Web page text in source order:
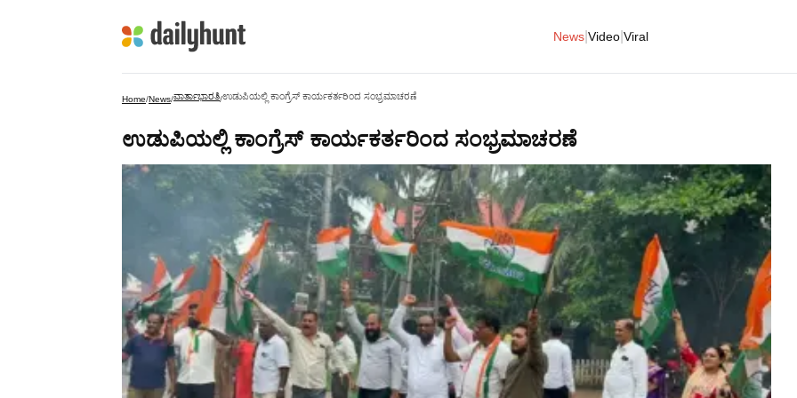
News Video Viral
Home/News/ವಾರ್ತಾಭಾರತಿ/ಉಡುಪಿಯಲ್ಲಿ ಕಾಂಗ್ರೆಸ್ ಕಾರ್ಯಕರ್ತರಿಂದ ಸಂಭ್ರಮಾಚರಣೆ
ಉಡುಪಿಯಲ್ಲಿ ಕಾಂಗ್ರೆಸ್ ಕಾರ್ಯಕರ್ತರಿಂದ ಸಂಭ್ರಮಾಚರಣೆ